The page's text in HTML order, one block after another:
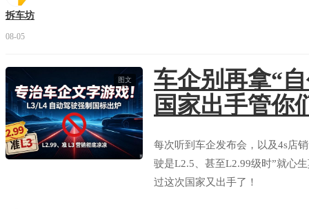
拆车坊
08-05
图文
车企别再拿“
国家出手管你
每次听到车企发布会，以及4s店
驶是L2.5、甚至L2.99级时”就心
过这次国家又出手了！